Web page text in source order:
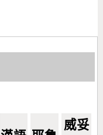
威妥